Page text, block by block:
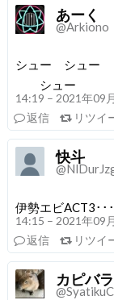
あーく
@Arkiono
シュー シュー
シュー
14:19 – 2021年09
返信
リツイ
快斗
伊勢エビACT3･･
14:15 – 2021年09
返信
リツイ
カピバ